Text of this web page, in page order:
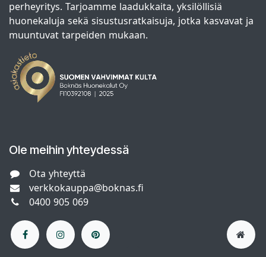
perheyritys. Tarjoamme laadukkaita, yksilöllisiä
huonekaluja sekä sisustusratkaisuja, jotka kasvavat ja
muuntuvat tarpeiden mukaan.
Ole meihin yhteydessä
Ota yhteyttä
verkkokauppa@boknas.fi
0400 905 069